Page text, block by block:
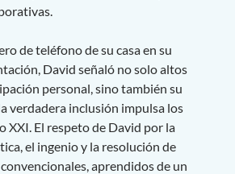
de teléfono de su casa en su
David señaló no solo altos
personal, sino también su
verdadera inclusión impulsa los
XXI. El respeto de David por la
el ingenio y la resolución de
aprendidos de un